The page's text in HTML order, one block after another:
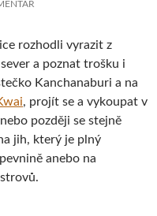
rozhodli vyrazit z
a poznat trošku i
Kanchanaburi a na
, projít se a vykoupat v
později se stejně
jih, který je plný
anebo na
Lamai, Ko Samui,